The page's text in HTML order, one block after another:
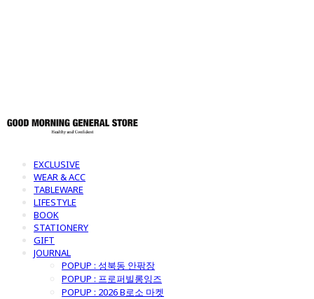
EXCLUSIVE
WEAR & ACC
TABLEWARE
LIFESTYLE
BOOK
STATIONERY
GIFT
JOURNAL
POPUP : 성북동 안팎장
POPUP : 프로퍼빌롱잉즈
POPUP : 2026 B로소 마켓